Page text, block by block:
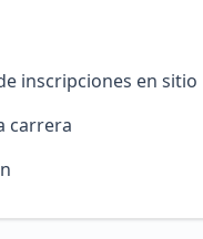
inscripciones en sitio
carrera